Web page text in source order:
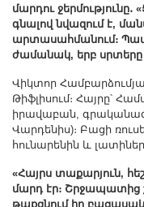
Notices
Anniversaries
Universities
News
Scientific Results
Scientists of the
Young Scientist Tribune
Our Honored Figures
Announcements
մարդու ջերմությունը․
գնալով նվազում է,
արտասահմանում։
ժամանակ, երբ սրտերը
Վիկտոր
Թիֆլիսում։ Հայրը՝
իրավաբան,
Վարդենիս)։ Բացի
հունարենին և
«Հայրս տաքարյուն,
մարդ էր։ Շրջապատից
թաքցնում իր